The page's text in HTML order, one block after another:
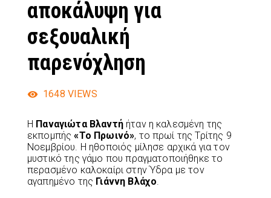
αποκάλυψη για
σεξουαλική
παρενόχληση
1648 VIEWS
Η Παναγιώτα Βλαντήήταν η καλεσμένη της
εκπομπής «Το Πρωινό», το πρωί της Τρίτης 9
Νοεμβρίου. Η ηθοποιός μίλησε αρχικά για τον
μυστικό της γάμο που πραγματοποιήθηκε το
περασμένο καλοκαίρι στην Ύδρα με τον
αγαπημένο της Γιάννη Βλάχο